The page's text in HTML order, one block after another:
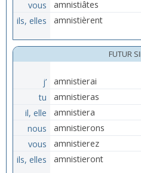
vous
amnistiâtes
ils, elles
amnistièrent
FUTUR
j’
amnistierai
tu
amnistieras
il, elle
amnistiera
nous
amnistierons
vous
amnistierez
ils, elles
amnistieront